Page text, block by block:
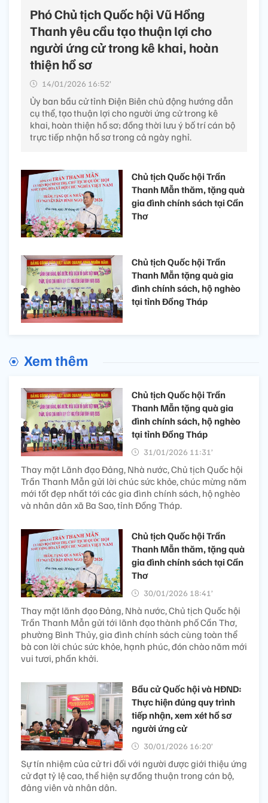
Phó Chủ tịch Quốc hội Vũ Hồng
Thanh yêu cầu tạo thuận lợi cho
người ứng cử trong kê khai, hoàn
thiện hồ sơ
14/01/2026 16:52’
Ủy ban bầu cử tỉnh Điện Biên chủ động hướng dẫn
cụ thể, tạo thuận lợi cho người ứng cử trong kê
khai, hoàn thiện hồ sơ; đồng thời lưu ý bố trí cán bộ
trực tiếp nhận hồ sơ trong cả ngày nghỉ.
Chủ tịch Quốc hội Trần
Thanh Mẫn thăm, tặng quà
gia đình chính sách tại Cần
Thơ
Chủ tịch Quốc hội Trần
Thanh Mẫn tặng quà gia
đình chính sách, hộ nghèo
tại tỉnh Đồng Tháp
Xem thêm
Chủ tịch Quốc hội Trần
Thanh Mẫn tặng quà gia
đình chính sách, hộ nghèo
tại tỉnh Đồng Tháp
31/01/2026 11:31’
Thay mặt Lãnh đạo Đảng, Nhà nước, Chủ tịch Quốc hội
Trần Thanh Mẫn gửi lời chúc sức khỏe, chúc mừng năm
mới tốt đẹp nhất tới các gia đình chính sách, hộ nghèo
và nhân dân xã Ba Sao, tỉnh Đồng Tháp.
Chủ tịch Quốc hội Trần
Thanh Mẫn thăm, tặng quà
gia đình chính sách tại Cần
Thơ
30/01/2026 18:41’
Thay mặt lãnh đạo Đảng, Nhà nước, Chủ tịch Quốc hội
Trần Thanh Mẫn gửi tới lãnh đạo thành phố Cần Thơ,
phường Bình Thủy, gia đình chính sách cùng toàn thể
bà con lời chúc sức khỏe, hạnh phúc, đón chào năm mới
vui tươi, phấn khởi.
Bầu cử Quốc hội và HĐND:
Thực hiện đúng quy trình
tiếp nhận, xem xét hồ sơ
người ứng cử
30/01/2026 16:20’
Sự tín nhiệm của cử tri đối với người được giới thiệu ứng
cử đạt tỷ lệ cao, thể hiện sự đồng thuận trong cán bộ,
đảng viên và nhân dân.